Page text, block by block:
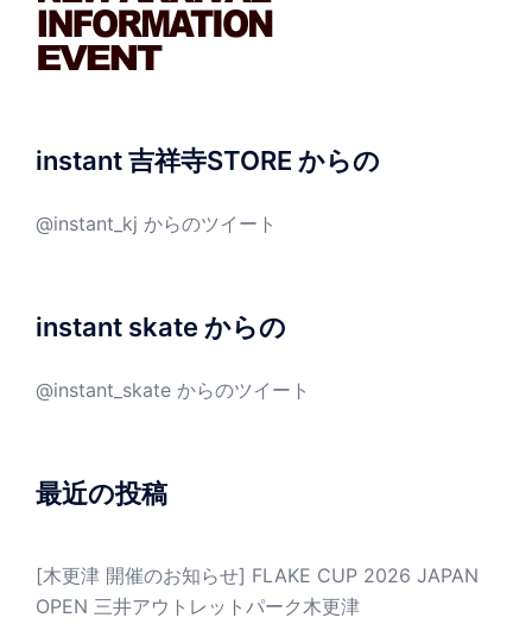
instant 吉祥寺STORE からの
@instant_kj からのツイート
instant skate からの
@instant_skate からのツイート
最近の投稿
[木更津 開催のお知らせ] FLAKE CUP 2026 JAPAN
OPEN 三井アウトレットパーク木更津